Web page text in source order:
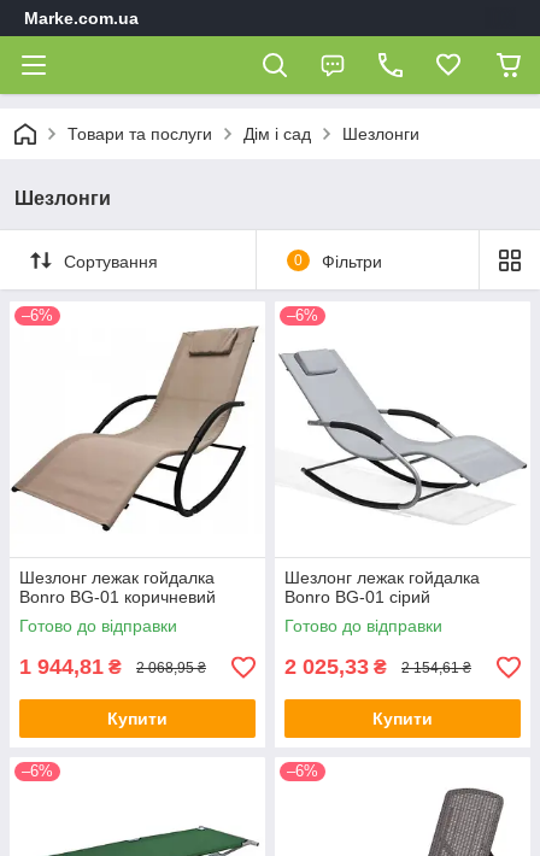
Marke.com.ua
Товари та послуги Дім і сад Шезлонги
Шезлонги
Сортування 0 Фільтри
–6%
Шезлонг лежак гойдалка
Bonro BG-01 коричневий
Готово до відправки
1 944,81 ₴ 2 068,95 ₴
Купити
–6%
Шезлонг лежак гойдалка
Bonro BG-01 сірий
Готово до відправки
2 025,33 ₴ 2 154,61 ₴
Купити
–6% –6%